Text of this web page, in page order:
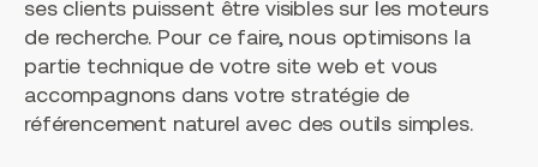
ses clients puissent être visibles sur les moteurs
de recherche. Pour ce faire, nous optimisons la
partie technique de votre site web et vous
accompagnons dans votre stratégie de
référencement naturel avec des outils simples.